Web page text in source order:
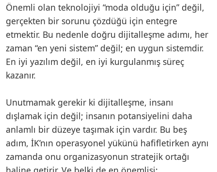
Önemli olan teknolojiyi “moda olduğu için” değil,
gerçekten bir sorunu çözdüğü için entegre
etmektir. Bu nedenle doğru dijitalleşme adımı, her
zaman “en yeni sistem” değil; en uygun sistemdir.
En iyi yazılım değil, en iyi kurgulanmış süreç
kazanır.
Unutmamak gerekir ki dijitalleşme, insanı
dışlamak için değil; insanın potansiyelini daha
anlamlı bir düzeye taşımak için vardır. Bu beş
adım, İK’nın operasyonel yükünü hafifletirken aynı
zamanda onu organizasyonun stratejik ortağı